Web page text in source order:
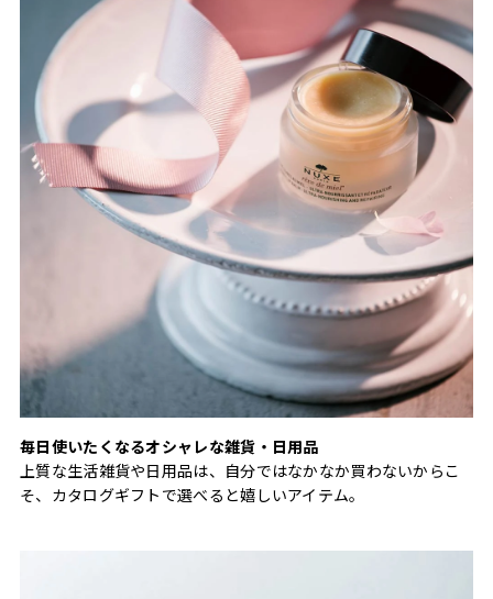
毎日使いたくなるオシャレな雑貨・日用品
上質な生活雑貨や日用品は、自分ではなかなか買わないからこ
そ、カタログギフトで選べると嬉しいアイテム。